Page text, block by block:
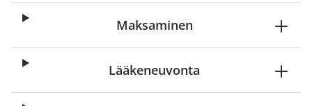
Maksaminen
Lääkeneuvonta